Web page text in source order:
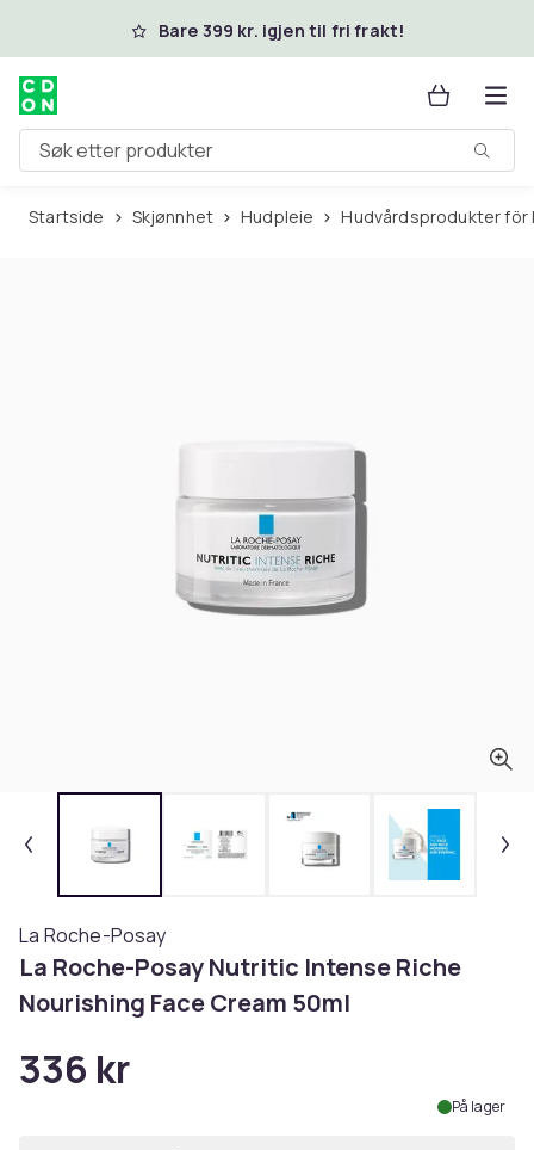
Hopp til hovedinnholdBare 399 kr. igjen til fri frakt!
Søk etter produkter
Startside Skjønnhet Hudpleie Hudvårdsprodukter för
La Roche-Posay
La Roche-Posay Nutritic Intense Riche
Nourishing Face Cream 50ml
336 kr
På lager